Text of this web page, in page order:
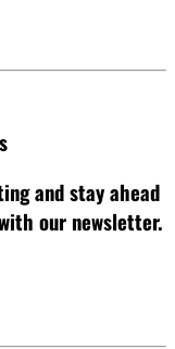
and stay ahead
our newsletter.